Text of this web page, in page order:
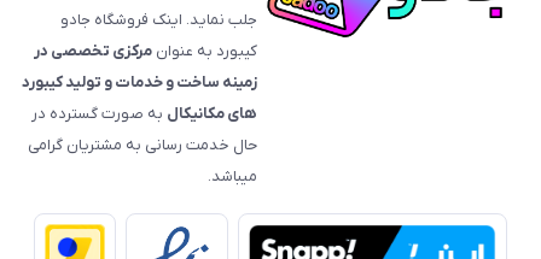
جلب نماید. اینک فروشگاه جادو
کیبورد به عنوان مرکزی تخصصی در
زمینه ساخت و خدمات و تولید کیبورد
های مکانیکال به صورت گسترده در
حال خدمت رسانی به مشتریان گرامی
میباشد.